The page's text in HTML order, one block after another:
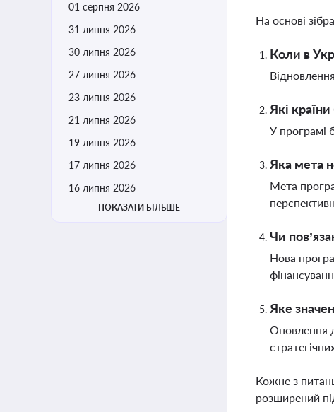
01 серпня 2026
31 липня 2026
30 липня 2026
27 липня 2026
23 липня 2026
21 липня 2026
19 липня 2026
17 липня 2026
16 липня 2026
ПОКАЗАТИ БІЛЬШЕ
На основі
Коли в
Які
У програмі
Яка мета
Мета
Чи
Нова
Яке
Оновлення
Кожне з
розширений